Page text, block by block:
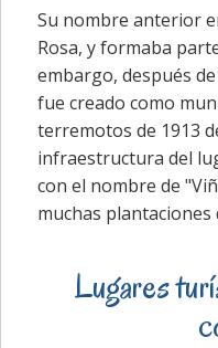
Su nombre anterior
Rosa, y formaba
embargo, después
fue creado como
terremotos de 1913
infraestructura del
con el nombre de
muchas plantaciones
Lugares